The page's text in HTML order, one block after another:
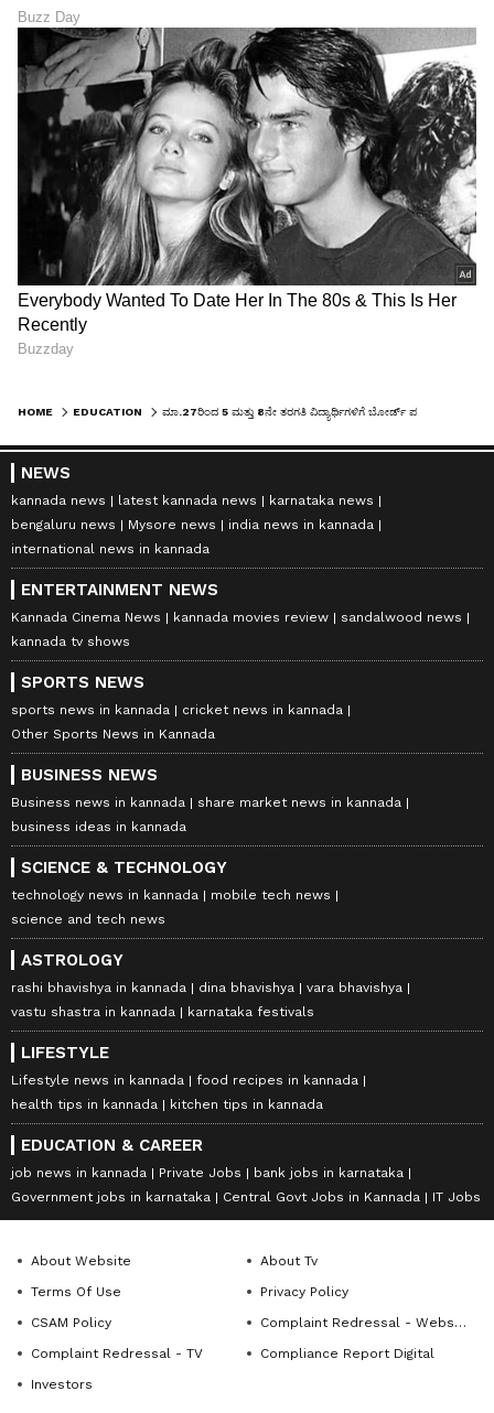
HOME EDUCATION
NEWS
kannada news latest kannada news
karnataka news
bengaluru news
Mysore news
india news in kannada
international news in kannada
ENTERTAINMENT NEWS
Kannada Cinema News kannada movies review
sandalwood news
kannada tv shows
SPORTS NEWS
sports news in kannada
cricket news in kannada
Other Sports News in Kannada
BUSINESS NEWS
Business news in kannada
share market news in kannada
business ideas in kannada
SCIENCE & TECHNOLOGY
technology news in kannada
mobile tech news
science and tech news
ASTROLOGY
rashi bhavishya in kannada dina bhavishya
vara bhavishya
vastu shastra in kannada
karnataka festivals
LIFESTYLE
Lifestyle news in kannada
food recipes in kannada
health tips in kannada
kitchen tips in kannada
EDUCATION & CAREER
job news in kannada Private Jobs
bank jobs in karnataka
Government jobs in karnataka
Central Govt Jobs in Kannada IT Jobs
About Website
About Tv
Terms Of Use
Privacy Policy
CSAM Policy
Complaint Redressal - Website
Complaint Redressal - TV
Compliance Report Digital
Investors